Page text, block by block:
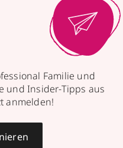
Familie und
und Insider-Tipps aus
anmelden!